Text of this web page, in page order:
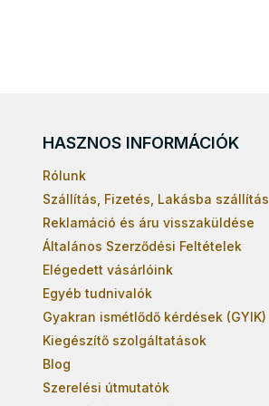
HASZNOS INFORMÁCIÓK
Rólunk
Szállítás, Fizetés, Lakásba szállítás
Reklamáció és áru visszaküldése
Általános Szerződési Feltételek
Elégedett vásárlóink
Egyéb tudnivalók
Gyakran ismétlődő kérdések (GYIK)
Kiegészítő szolgáltatások
Blog
Szerelési útmutatók